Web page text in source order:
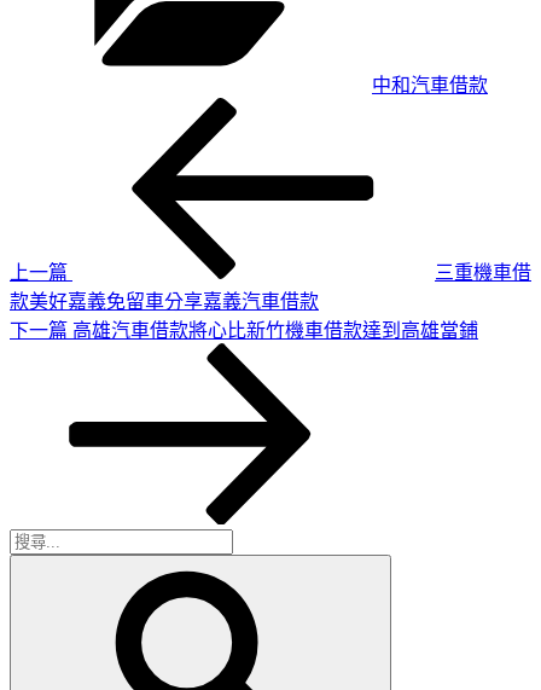
中和汽車借款
上一篇
三重機車借
款美好嘉義免留車分享嘉義汽車借款
下
下一篇 高雄汽車借款將心比新竹機車借款達到高雄當鋪
搜